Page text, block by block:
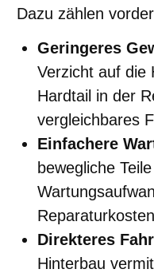
Dazu zählen
Geringeres
Verzicht auf die
Hardtail in der
vergleichbares
Einfachere
bewegliche
Direkteres
Hinterbau